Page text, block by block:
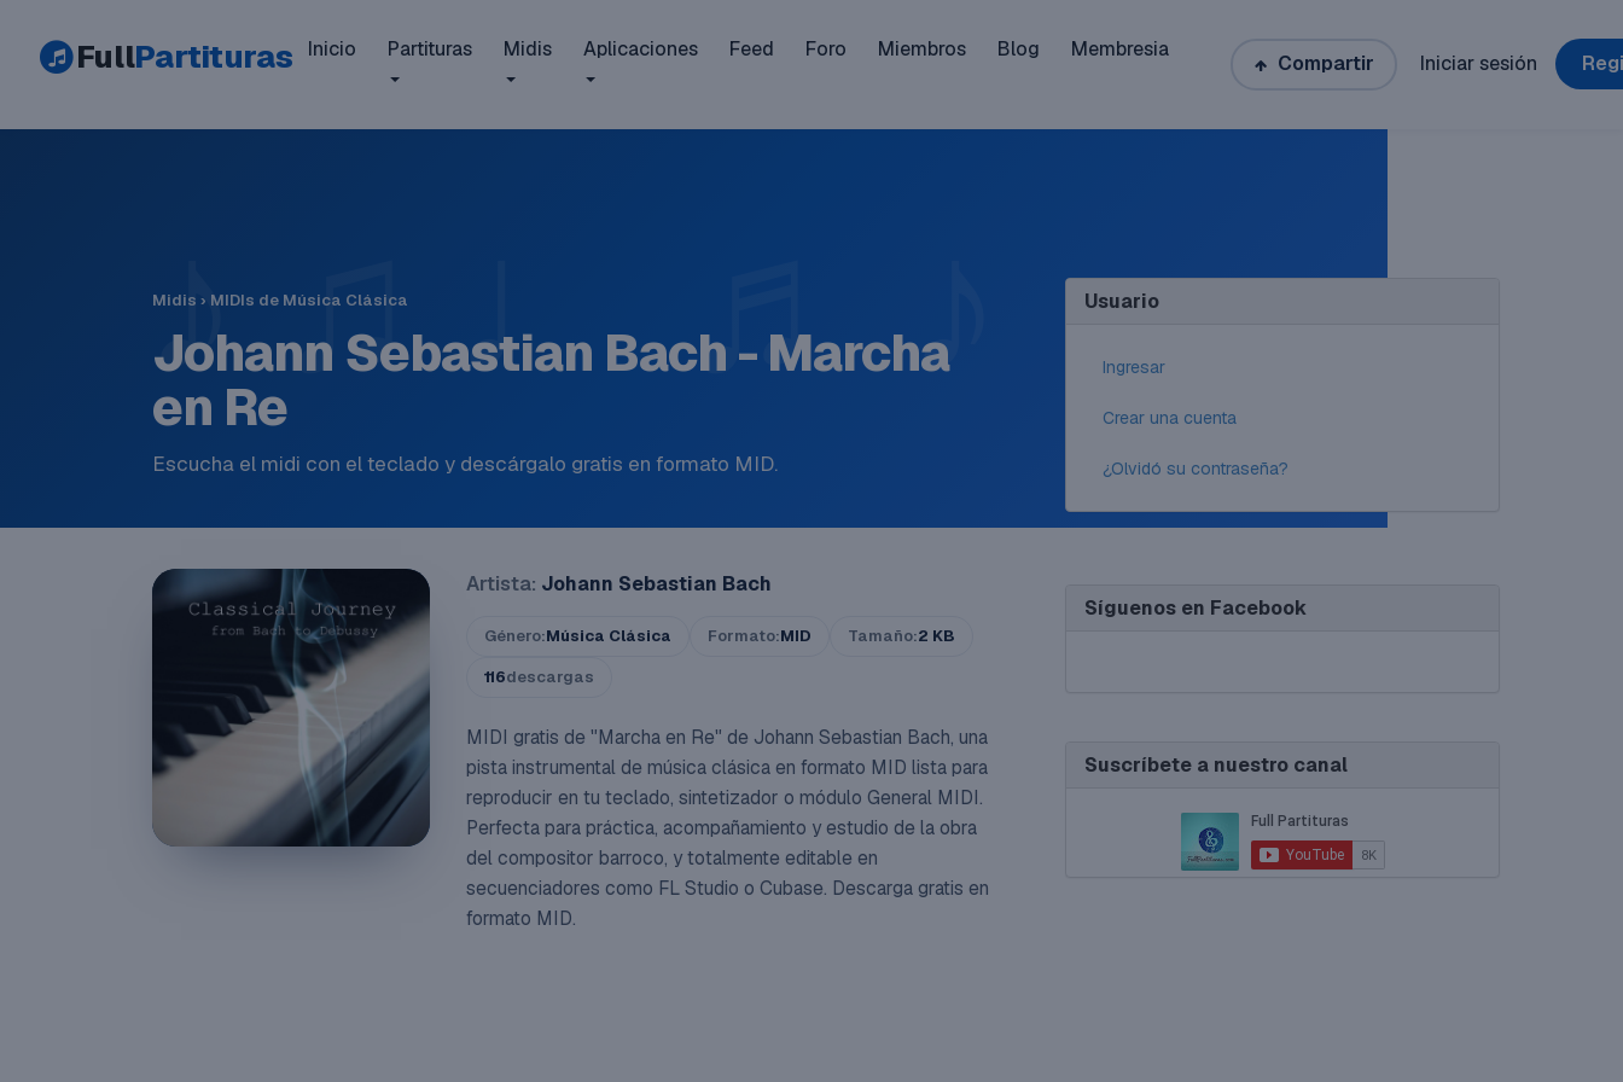
FullPartituras Inicio Partituras Midis Aplicaciones Feed Foro Miembros Blog Membresia
Compartir Iniciar sesión
Midis › MIDIs de Música Clásica
Johann Sebastian Bach - Marcha
en Re
Escucha el midi con el teclado y descárgalo gratis en formato MID.
Artista: Johann Sebastian Bach
Género:Música Clásica Formato:MID Tamaño:2 KB
116descargas
MIDI gratis de "Marcha en Re" de Johann Sebastian Bach, una
pista instrumental de música clásica en formato MID lista para
reproducir en tu teclado, sintetizador o módulo General MIDI.
Perfecta para práctica, acompañamiento y estudio de la obra
del compositor barroco, y totalmente editable en
secuenciadores como FL Studio o Cubase. Descarga gratis en
formato MID.
Usuario
Ingresar
Crear una cuenta
¿Olvidó su contraseña?
Síguenos en Facebook
Suscríbete a nuestro canal